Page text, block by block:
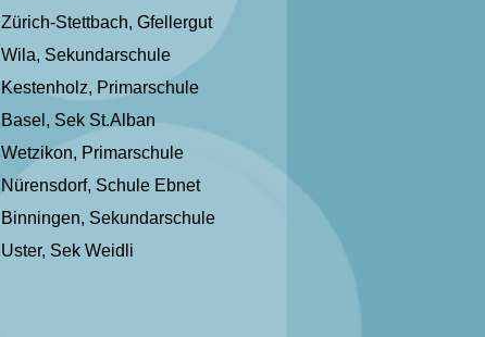
Zürich-Stettbach, Gfellergut
Wila, Sekundarschule
Kestenholz, Primarschule
Basel, Sek St.Alban
Wetzikon, Primarschule
Nürensdorf, Schule Ebnet
Binningen, Sekundarschule
Uster, Sek Weidli